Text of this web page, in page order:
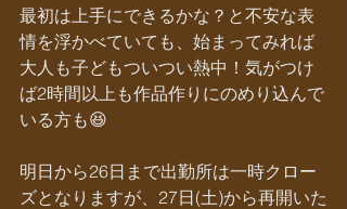
最初は上手にできるかな？と不安な表
情を浮かべていても、始まってみれば
大人も子どもついつい熱中！気がつけ
ば2時間以上も作品作りにのめり込んで
いる方も😆
明日から26日まで出勤所は一時クロー
ズとなりますが、27日(土)から再開いた